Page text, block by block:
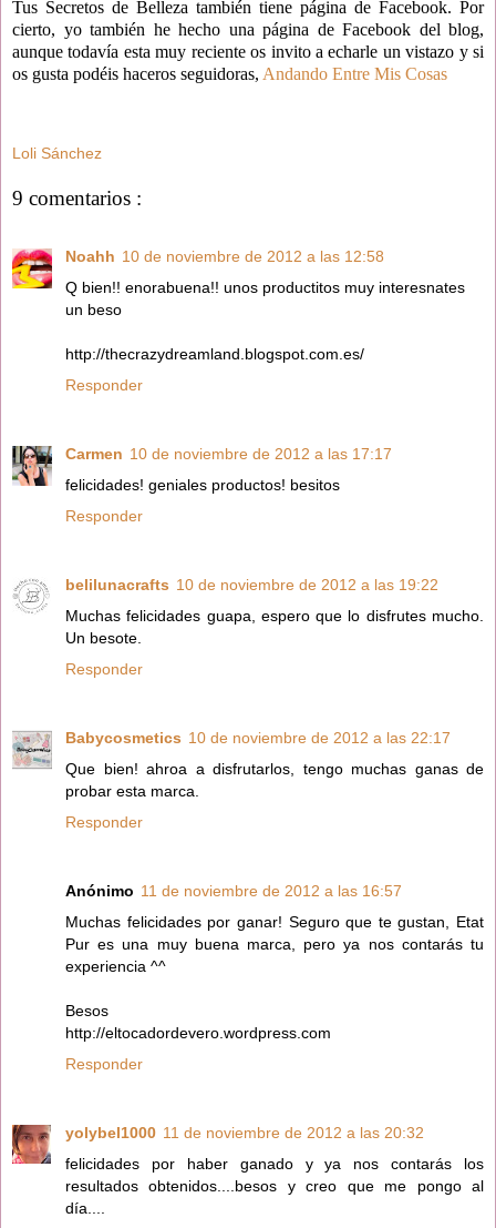
Tus Secretos de Belleza también tiene página de Facebook. Por
cierto, yo también he hecho una página de Facebook del blog,
aunque todavía esta muy reciente os invito a echarle un vistazo y si
os gusta podéis haceros seguidoras, Andando Entre Mis Cosas
Loli Sánchez
9 comentarios :
Noahh 10 de noviembre de 2012 a las 12:58
Q bien!! enorabuena!! unos productitos muy interesnates
un beso
http://thecrazydreamland.blogspot.com.es/
Responder
Carmen 10 de noviembre de 2012 a las 17:17
felicidades! geniales productos! besitos
Responder
belilunacrafts 10 de noviembre de 2012 a las 19:22
Muchas felicidades guapa, espero que lo disfrutes mucho.
Un besote.
Responder
Babycosmetics 10 de noviembre de 2012 a las 22:17
Que bien! ahroa a disfrutarlos, tengo muchas ganas de
probar esta marca.
Responder
Anónimo 11 de noviembre de 2012 a las 16:57
Muchas felicidades por ganar! Seguro que te gustan, Etat
Pur es una muy buena marca, pero ya nos contarás tu
experiencia ^^
Besos
http://eltocadordevero.wordpress.com
Responder
yolybel1000 11 de noviembre de 2012 a las 20:32
felicidades por haber ganado y ya nos contarás los
resultados obtenidos....besos y creo que me pongo al
día....